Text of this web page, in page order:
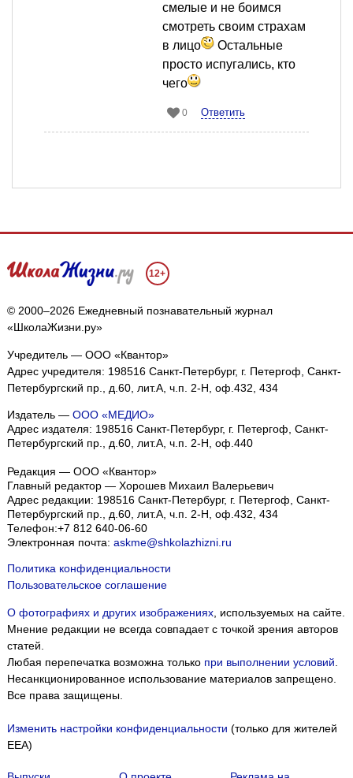
смелые и не боимся
смотреть своим страхам
в лицо
Остальные
просто испугались, кто
чего
0 Ответить
12+
© 2000–2026 Ежедневный познавательный журнал
«ШколаЖизни.ру»
Учредитель — ООО «Квантор»
Адрес учредителя: 198516 Санкт-Петербург, г. Петергоф, Санкт-
Петербургский пр., д.60, лит.А, ч.п. 2-Н, оф.432, 434
Издатель — ООО «МЕДИО»
Адрес издателя: 198516 Санкт-Петербург, г. Петергоф, Санкт-
Петербургский пр., д.60, лит.А, ч.п. 2-Н, оф.440
Редакция — ООО «Квантор»
Главный редактор — Хорошев Михаил Валерьевич
Адрес редакции: 198516 Санкт-Петербург, г. Петергоф, Санкт-
Петербургский пр., д.60, лит.А, ч.п. 2-Н, оф.432, 434
Телефон:+7 812 640-06-60
Электронная почта: askme@shkolazhizni.ru
Политика конфиденциальности
Пользовательское соглашение
О фотографиях и других изображениях, используемых на сайте.
Мнение редакции не всегда совпадает с точкой зрения авторов
статей.
Любая перепечатка возможна только при выполнении условий.
Несанкционированное использование материалов запрещено.
Все права защищены.
Изменить настройки конфиденциальности (только для жителей
EEA)